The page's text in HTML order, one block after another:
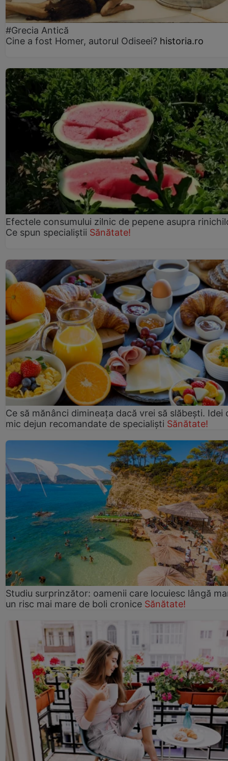
#Grecia Antică
Cine a fost Homer, autorul Odiseei? historia.ro
Efectele consumului zilnic de pepene asupra
Ce spun specialiștii Sănătate!
Ce să mănânci dimineața dacă vrei să slăbești. Idei
mic dejun recomandate de specialiști Sănătate!
Studiu surprinzător: oamenii care locuiesc lângă
un risc mai mare de boli cronice Sănătate!